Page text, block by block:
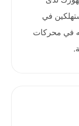
في
في محركات